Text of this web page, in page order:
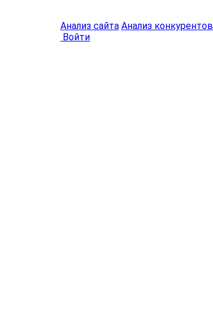
Анализ сайта Анализ конкурентов
Войти